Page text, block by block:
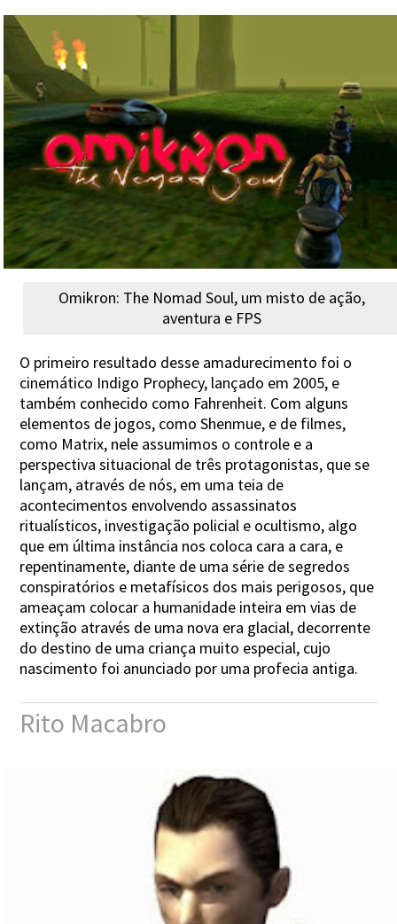
Omikron: The Nomad Soul, um misto de ação,
aventura e FPS
O primeiro resultado desse amadurecimento foi o
cinemático Indigo Prophecy, lançado em 2005, e
também conhecido como Fahrenheit. Com alguns
elementos de jogos, como Shenmue, e de filmes,
como Matrix, nele assumimos o controle e a
perspectiva situacional de três protagonistas, que se
lançam, através de nós, em uma teia de
acontecimentos envolvendo assassinatos
ritualísticos, investigação policial e ocultismo, algo
que em última instância nos coloca cara a cara, e
repentinamente, diante de uma série de segredos
conspiratórios e metafísicos dos mais perigosos, que
ameaçam colocar a humanidade inteira em vias de
extinção através de uma nova era glacial, decorrente
do destino de uma criança muito especial, cujo
nascimento foi anunciado por uma profecia antiga.
Rito Macabro